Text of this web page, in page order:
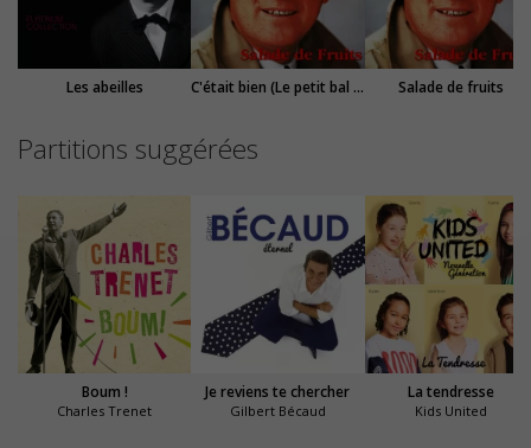
Les abeilles C'était bien (Le petit bal perdu) Salade de fruits
Partitions suggérées
Boum !
Charles Trenet
Je reviens te chercher
Gilbert Bécaud
La tendresse
Kids United